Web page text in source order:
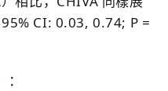
CI: 0.03, 0.74; P =